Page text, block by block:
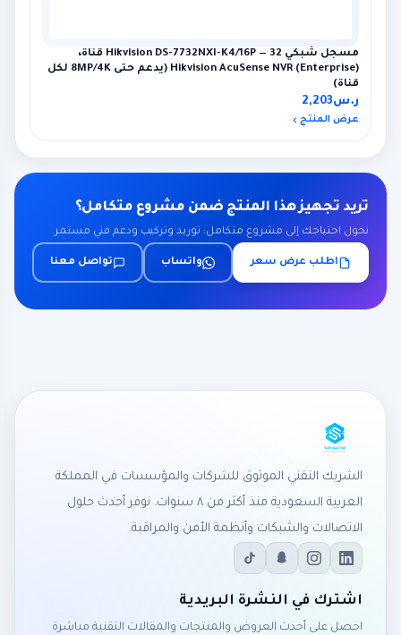
مسجل شبكي Hikvision DS-7732NXI-K4/16P — 32 قناة،
Hikvision AcuSense NVR (Enterprise) (يدعم حتى 8MP/4K لكل
قناة)
ر.س2,203
عرض المنتج
تريد تجهيز هذا المنتج ضمن مشروع متكامل؟
نحول احتياجك إلى مشروع متكامل: توريد وتركيب ودعم فني مستمر.
اطلب عرض سعر واتساب تواصل معنا
الشريك التقني الموثوق للشركات والمؤسسات في المملكة
العربية السعودية منذ أكثر من ٨ سنوات. نوفر أحدث حلول
الاتصالات والشبكات وأنظمة الأمن والمراقبة.
اشترك في النشرة البريدية
احصل على أحدث العروض والمنتجات والمقالات التقنية مباشرة